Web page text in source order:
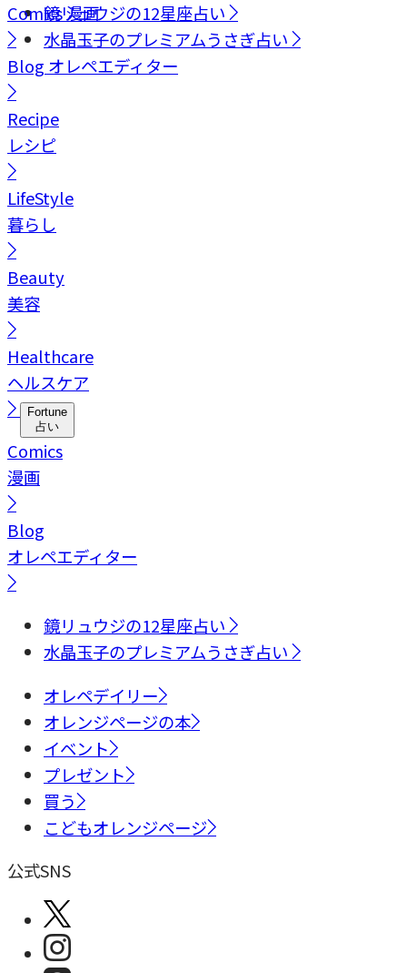
鏡リュウジの12星座占い
水晶玉子のプレミアムうさぎ占い
Comics漫画
Blog オレペエディター
Recipe
レシピ
LifeStyle
暮らし
Beauty
美容
Healthcare
ヘルスケア
Fortune
占い
Comics
漫画
Blog
オレペエディター
鏡リュウジの12星座占い
水晶玉子のプレミアムうさぎ占い
オレペデイリー
オレンジページの本
イベント
プレゼント
買う
こどもオレンジページ
公式SNS